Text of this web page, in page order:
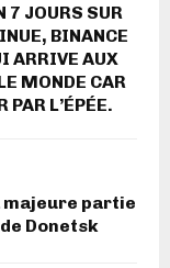
7 JOURS SUR
BINANCE
ARRIVE AUX
MONDE CAR
PAR L’ÉPÉE.
majeure partie
Donetsk